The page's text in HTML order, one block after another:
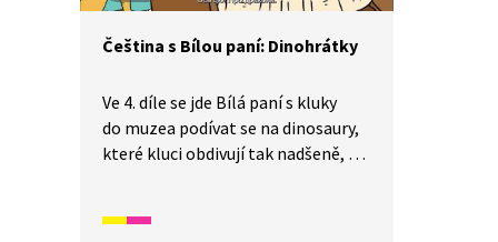
Čeština s Bílou paní: Dinohrátky
Ve 4. díle se jde Bílá paní s kluky
do muzea podívat se na dinosaury,
které kluci obdivují tak nadšeně, až
protože dinosaury nezná, je z toho